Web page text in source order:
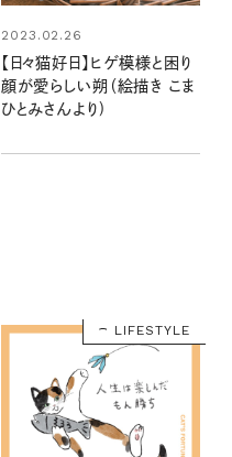
2023.02.26
【日々猫好日】ヒゲ模様と困り
顔が愛らしい朔（絵描き こま
ひとみさんより)
LIFESTYLE